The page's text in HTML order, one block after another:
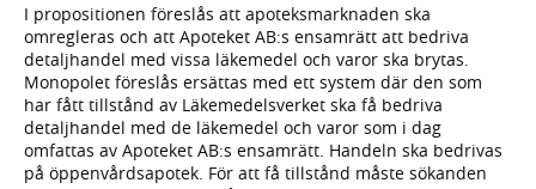
I propositionen föreslås att apoteksmarknaden ska
omregleras och att Apoteket AB:s ensamrätt att bedriva
detaljhandel med vissa läkemedel och varor ska brytas.
Monopolet föreslås ersättas med ett system där den som
har fått tillstånd av Läkemedelsverket ska få bedriva
detaljhandel med de läkemedel och varor som i dag
omfattas av Apoteket AB:s ensamrätt. Handeln ska bedrivas
på öppenvårdsapotek. För att få tillstånd måste sökanden